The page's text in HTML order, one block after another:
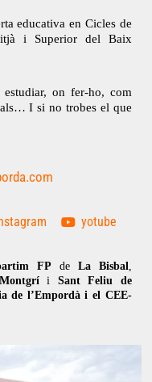
educativa en Cicles de
i Superior del Baix
on fer-ho, com
I si no trobes el que
yotube
FP de La Bisbal
i Sant Feliu de
de l’Empordà i el CEE-